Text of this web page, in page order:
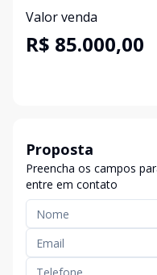
Valor venda
R$ 85.000,00
Proposta
Preencha os campos
entre em contato